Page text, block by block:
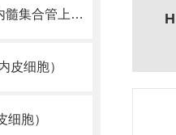
IMCD3细胞（小鼠肾脏内髓集合管上皮细胞 ）
皮细胞）
细胞）